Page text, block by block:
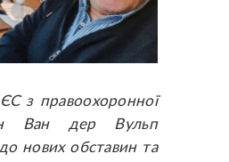
з правоохоронної
Ян Ван дер Вульп
нових обставин та